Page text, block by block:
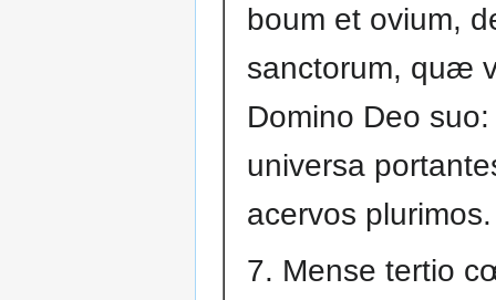
boum et ovium,
sanctorum, quæ
Domino Deo
universa
acervos plurimos.
7. Mense tertio